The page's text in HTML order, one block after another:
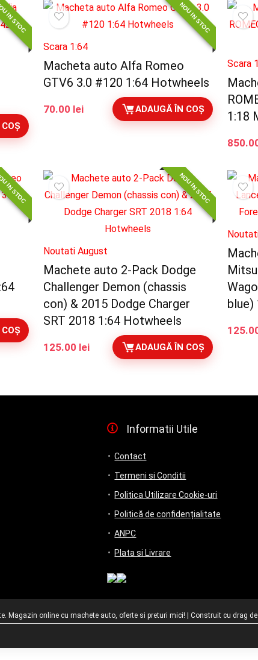
IN STOC NOU IN STOC
Scara 1:64
Macheta auto Alfa Romeo
GTV6 3.0 #120 1:64 Hotwheels
70.00 lei ADAUGĂ ÎN COȘ
Scara
1:18
IN STOC NOU IN STOC
Noutati August
Machete auto 2-Pack Dodge
Challenger Demon (chassis
con) & 2015 Dodge Charger
SRT 2018 1:64 Hotwheels
125.00 lei ADAUGĂ ÎN COȘ
blue)
Informatii Utile
Contact
Termeni si Conditii
Politica Utilizare Cookie-uri
Politică de confidențialitate
ANPC
Plata si Livrare
Magazin online cu machete auto, oferte si preturi mici! | Construit cu drag de